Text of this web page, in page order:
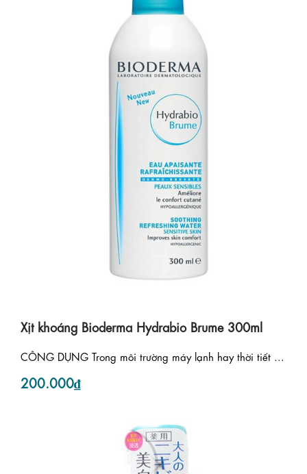
Xịt khoáng Bioderma Hydrabio Brume 300ml
CÔNG DỤNG Trong môi trường máy lạnh hay thời tiết ...
200.000₫